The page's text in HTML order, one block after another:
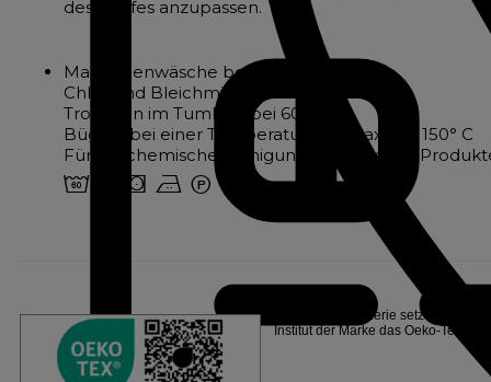
des Stoffes anzupassen.
Maschinenwäsche bei 60°.
Chlor und Bleichmittel verboten
Trocknen im Tumbler bei 60°.
Bügeln bei einer Temperatur von maximal 150° C
Für die chemische Reinigung zugelassene
4 o s b W
Linvosges Hôtellerie setzt sich für
Institut der Marke das Oeko-Tex®